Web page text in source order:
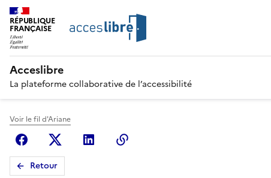
RÉPUBLIQUE
FRANÇAISE
Acceslibre
La plateforme collaborative de l’accessibilité
Voir le fil d'Ariane
FacebookX (anciennement Twitter)
Linkedin
Retour